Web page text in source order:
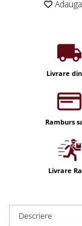
Becuri LED
Corpuri de
Uncategorized
Profil banda LED
Fotosenzori si
Sina Magnetica
Livrare
Ramburs
Livrare
Descriere